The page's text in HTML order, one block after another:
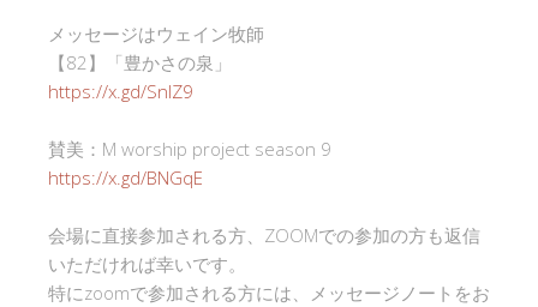
メッセージはウェイン牧師
【82】「豊かさの泉」
https://x.gd/SnlZ9
賛美：M worship project season 9
https://x.gd/BNGqE
会場に直接参加される方、ZOOMでの参加の方も返信
いただければ幸いです。
特にzoomで参加される方には、メッセージノートをお